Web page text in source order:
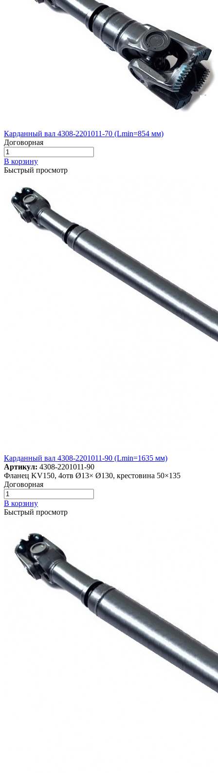
Карданный вал 4308-2201011-70 (Lmin=854 мм)
Договорная
В корзину
Быстрый просмотр
Карданный вал 4308-2201011-90 (Lmin=1635 мм)
Артикул: 4308-2201011-90
Фланец KV150, 4отв Ø13× Ø130, крестовина 50×135
Договорная
В корзину
Быстрый просмотр